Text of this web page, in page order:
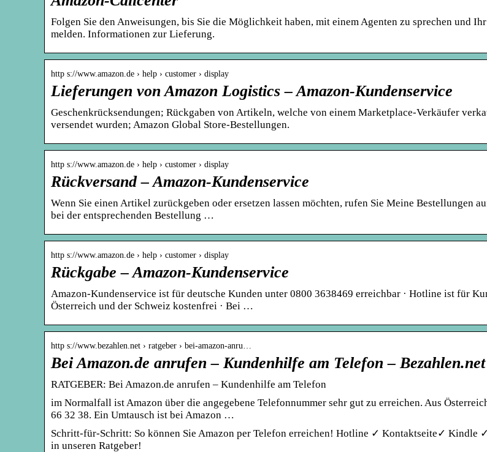
Folgen Sie den Anweisungen, bis Sie die Möglichkeit haben, mit einem Agenten zu sprechen und
melden. Informationen zur Lieferung.
http s://www.amazon.de › help › customer › display
Lieferungen von Amazon Logistics – Amazon-Kundenservice
Geschenkrücksendungen; Rückgaben von Artikeln, welche von einem Marketplace-Verkäufer
versendet wurden; Amazon Global Store-Bestellungen.
http s://www.amazon.de › help › customer › display
Rückversand – Amazon-Kundenservice
Wenn Sie einen Artikel zurückgeben oder ersetzen lassen möchten, rufen Sie Meine Bestellungen
bei der entsprechenden Bestellung …
http s://www.amazon.de › help › customer › display
Rückgabe – Amazon-Kundenservice
Amazon-Kundenservice ist für deutsche Kunden unter 0800 3638469 erreichbar · Hotline ist für
Österreich und der Schweiz kostenfrei · Bei …
http s://www.bezahlen.net › ratgeber › bei-amazon-anru…
Bei Amazon.de anrufen – Kundenhilfe am Telefon – Bezahlen.net
RATGEBER: Bei Amazon.de anrufen – Kundenhilfe am Telefon
im Normalfall ist Amazon über die angegebene Telefonnummer sehr gut zu erreichen. Aus
66 32 38. Ein Umtausch ist bei Amazon …
Schritt-für-Schritt: So können Sie Amazon per Telefon erreichen! Hotline ✓ Kontaktseite✓ Kindle
in unseren Ratgeber!